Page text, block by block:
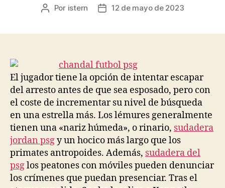
Autor
Por istern
Fecha12 de mayo de 2023
El jugador tiene la opción de intentar escapar
del arresto antes de que sea esposado, pero con
el coste de incrementar su nivel de búsqueda
en una estrella más. Los lémures generalmente
tienen una «nariz húmeda», o rinario, sudadera
jordan psgy un hocico más largo que los
primates antropoides. Además, sudadera del
psglos peatones con móviles pueden denunciar
los crímenes que puedan presenciar. Tras el